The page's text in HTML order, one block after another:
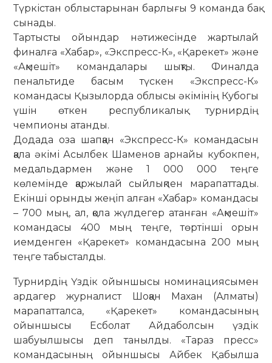
Түркістан облыстарынан барлығы 9 команда бақ
сынады.
Тартысты ойындар нәтижесінде жартылай
финалға «Хабар», «Экспресс-К», «Қарекет» және
«Ақмешіт» командалары шықты. Финалда
пенальтиде басым түскен «Экспресс-К»
командасы Қызылорда облысы әкімінің Кубогы
үшін өткен республикалық турнирдің
чемпионы атанды.
Додада оза шапқан «Экспресс-К» командасын
қала әкімі Асылбек Шаменов арнайы кубокпен,
медальдармен және 1 000 000 теңге
көлемінде қаржылай сыйлықпен марапаттады.
Екінші орынды жеңіп алған «Хабар» командасы
– 700 мың, ал, қола жүлдегер атанған «Ақмешіт»
командасы 400 мың теңге, төртінші орын
иемденген «Қарекет» командасына 200 мың
теңге табысталды.
Турнирдің Үздік ойыншысы номинациясымен
ардагер журналист Шоқан Махан (Алматы)
марапатталса, «Қарекет» командасының
ойыншысы Есболат Айдаболсын үздік
шабуылшысы деп танылды. «Тараз пресс»
командасының ойыншысы Айбек Қабылша